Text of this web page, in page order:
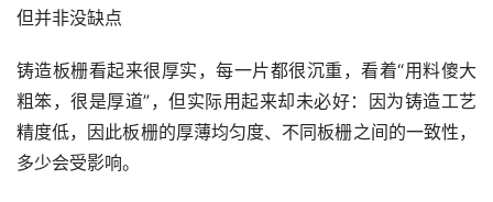
但并非没缺点
铸造板栅看起来很厚实，每一片都很沉重，看着“用料傻大
粗笨，很是厚道”，但实际用起来却未必好：因为铸造工艺
精度低，因此板栅的厚薄均匀度、不同板栅之间的一致性，
多少会受影响。